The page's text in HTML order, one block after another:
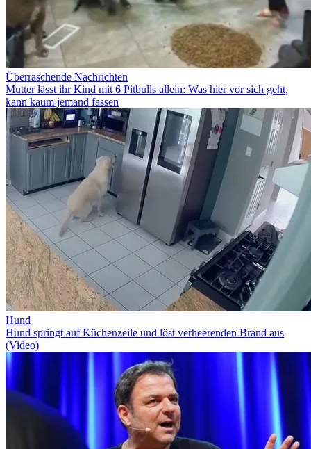
Überraschende Nachrichten
Mutter lässt ihr Kind mit 6 Pitbulls allein: Was hier vor sich geht,
kann kaum jemand fassen
Hund
Hund springt auf Küchenzeile und löst verheerenden Brand aus
(Video)